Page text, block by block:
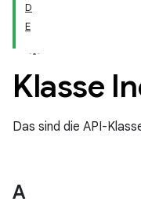
D
E
Klasse
Das sind die API-
A